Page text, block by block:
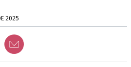
2025